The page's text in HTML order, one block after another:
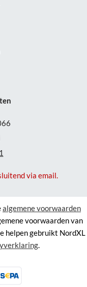
via email.
algemene voorwaarden
voorwaarden van
helpen gebruikt NordXL
.